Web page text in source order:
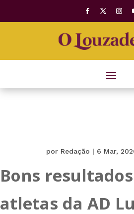
por Redação | 6 Mar,
Bons
atletas da AD